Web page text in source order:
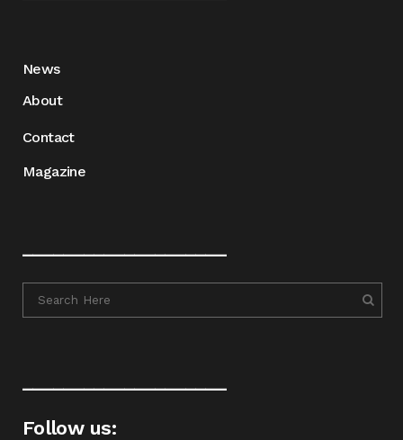
News
About
Contact
Magazine
Follow us: